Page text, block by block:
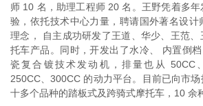
师 10 名，助理工程师 20 名。王野凭着多
验，依托技术中心力量，聘请国外著名设计
理念， 自主成功研发了王道、华少、王范
托车产品。同时，开发出了水冷、 内置倒
瓷复合镀技术发动机，排量也从 50CC
250CC、300CC 的动力平台。目前已向市
十多个品种的踏板式及跨骑式摩托车，10 余